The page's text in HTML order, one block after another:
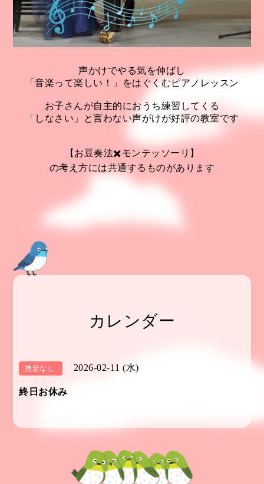
声かけでやる気を伸ばし
「音楽って楽しい！」をはぐくむピアノレッスン
お子さんが自主的におうち練習してくる
「しなさい」と言わない声がけが好評の教室です
【お豆奏法✖️モンテッソーリ】
の考え方には共通するものがあります
カレンダー
指定なし 2026-02-11 (水)
終日お休み